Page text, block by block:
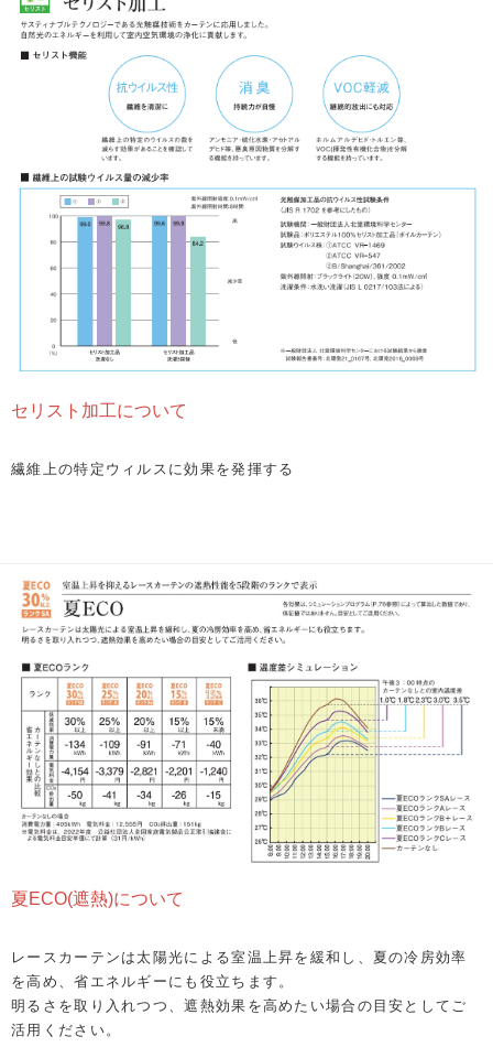
セリスト加工について
繊維上の特定ウィルスに効果を発揮する
夏ECO(遮熱)について
レースカーテンは太陽光による室温上昇を緩和し、夏の冷房効率
を高め、省エネルギーにも役立ちます。
明るさを取り入れつつ、遮熱効果を高めたい場合の目安としてご
活用ください。